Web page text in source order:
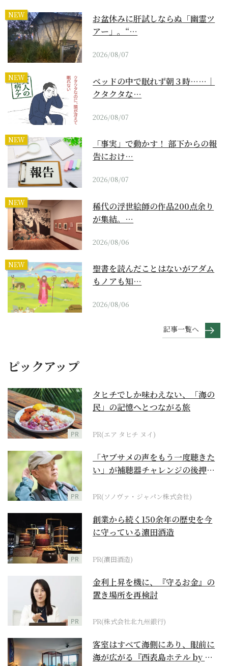
NEW
お盆休みに肝試しならぬ「幽霊ツ
アー」。“…
2026/08/07
NEW
ベッドの中で眠れず朝３時……｜
クタクタな…
2026/08/07
NEW
「事実」で動かす！ 部下からの報
告におけ…
2026/08/07
NEW
稀代の浮世絵師の作品200点余り
が集結。…
2026/08/06
NEW
聖書を読んだことはないがアダム
もノアも知…
2026/08/06
記事一覧へ
ピックアップ
PR
タヒチでしか味わえない、「海の
民」の記憶へとつながる旅
PR(エア タヒチ ヌイ)
PR
「ヤブサメの声をもう一度聴きた
い」が補聴器チャレンジの後押し
PR(ソノヴァ・ジャパン株式会社)
PR
創業から続く150余年の歴史を今
に守っている濵田酒造
PR(濵田酒造)
PR
金利上昇を機に、『守るお金』の
置き場所を再検討
PR(株式会社北九州銀行)
客室はすべて海側にあり、眼前に
海が広がる『西表島ホテル by 星